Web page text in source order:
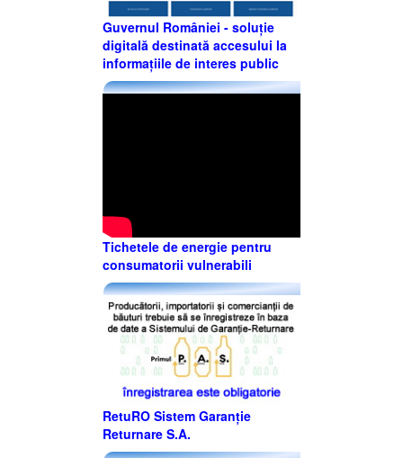
Guvernul României - soluție
digitală destinată accesului la
informațiile de interes public
Tichetele de energie pentru
consumatorii vulnerabili
RetuRO Sistem Garanție
Returnare S.A.